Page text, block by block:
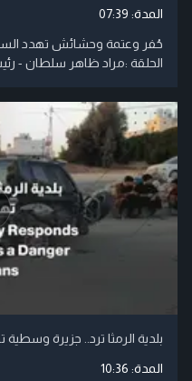
المدة: 07:39
حُفر وعتمة وحشائش تهدد
الحلقة :مراد ظاهر سلطان -
بلدية الرمثا ترد.. جزيرة وسطية
المدة: 10:36